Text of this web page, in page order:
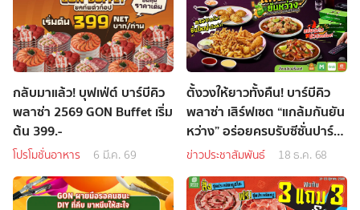
กลับมาแล้ว! บุฟเฟ่ต์ บาร์บีคิว
พลาซ่า 2569 GON Buffet เริ่ม
ต้น 399.-
โปรโมชั่นอาหาร 6 มี.ค. 69
ตั้งวงให้ยาวทั้งคืน! บาร์บีคิว
พลาซ่า เสิร์ฟเซต “แกล้มกันยัน
หว่าง” อร่อยครบรับซีซั่นปาร์ตี้
เฉพาะเดลิเวอรี่เท่านั้น
ข่าวประชาสัมพันธ์ 18 ธ.ค. 68